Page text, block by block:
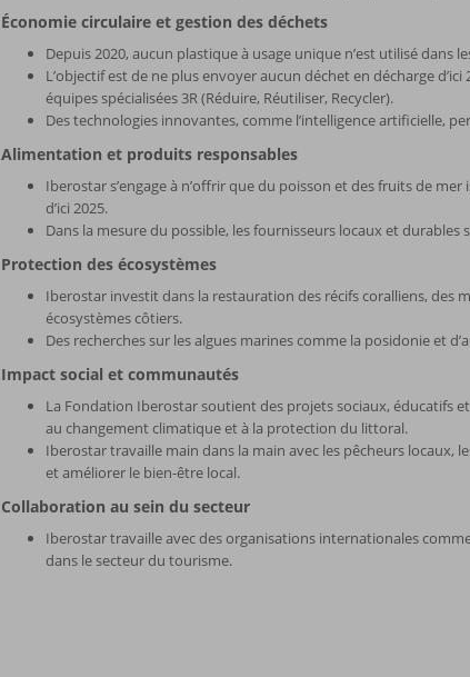
Économie circulaire et gestion des déchets
Depuis 2020, aucun plastique à usage unique n’est utilisé dans
L’objectif est de ne plus envoyer aucun déchet en décharge
équipes spécialisées 3R (Réduire, Réutiliser, Recycler).
Des technologies innovantes, comme l’intelligence artificielle,
Alimentation et produits responsables
Iberostar s’engage à n’offrir que du poisson et des fruits de
d’ici 2025.
Dans la mesure du possible, les fournisseurs locaux et durables
Protection des écosystèmes
Iberostar investit dans la restauration des récifs coralliens, des
écosystèmes côtiers.
Des recherches sur les algues marines comme la posidonie et
Impact social et communautés
La Fondation Iberostar soutient des projets sociaux, éducatifs
au changement climatique et à la protection du littoral.
Iberostar travaille main dans la main avec les pêcheurs
et améliorer le bien-être local.
Collaboration au sein du secteur
Iberostar travaille avec des organisations internationales
dans le secteur du tourisme.